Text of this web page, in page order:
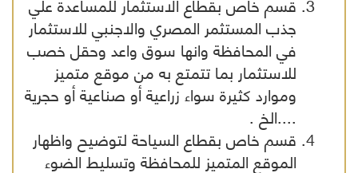
جذب المستثمر المصري والاجنبي للاستثمار
في المحافظة وانها سوق واعد وحقل خصب
للاستثمار بما تتمتع به من موقع متميز
وموارد كثيرة سواء زراعية أو صناعية أو حجرية
....الخ .
قسم خاص بقطاع السياحة لتوضيح واظهار
الموقع المتميز للمحافظة وتسليط الضوء